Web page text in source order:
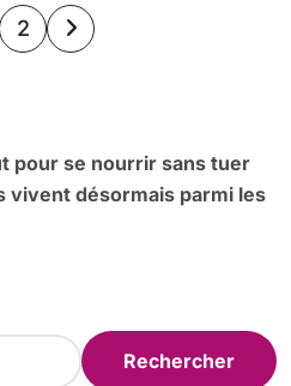
2
pour se nourrir sans tuer
vivent désormais parmi les